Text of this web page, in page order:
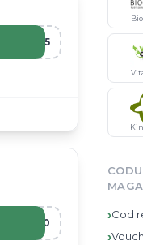
I15
B10
›Cod
›